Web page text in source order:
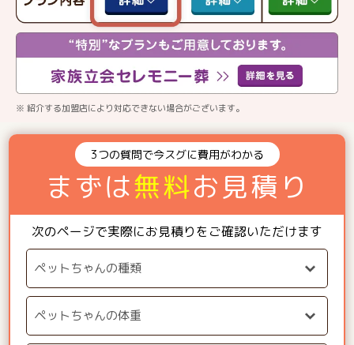
※ 紹介する加盟店により対応できない場合がございます。
3つの質問で今スグに費用がわかる
まずは無料お見積り
次のページで実際にお見積りをご確認いただけます